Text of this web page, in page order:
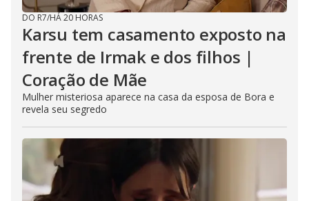
DO R7/HÁ 20 HORAS
Karsu tem casamento exposto na
frente de Irmak e dos filhos |
Coração de Mãe
Mulher misteriosa aparece na casa da esposa de Bora e
revela seu segredo